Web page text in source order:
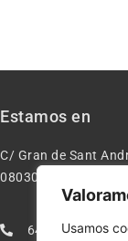
Usamos
Estamos en
C/ Gran de Sant
08030 – Barcelona
640277962